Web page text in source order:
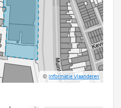
©Informatie Vlaanderen